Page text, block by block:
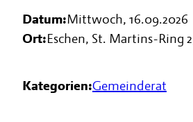
Datum:Mittwoch, 16.09.2026
Ort:Eschen, St. Martins-Ring
Kategorien:Gemeinderat